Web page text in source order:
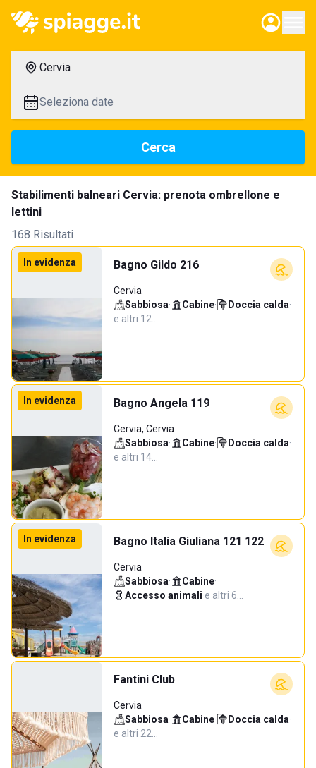
Cervia
Seleziona date
Cerca
Stabilimenti balneari Cervia: prenota ombrellone e
lettini
168 Risultati
In evidenza Bagno Gildo 216
Cervia
Sabbiosa· Cabine· Doccia calda·
e altri 12…
In evidenza Bagno Angela 119
Cervia, Cervia
Sabbiosa· Cabine· Doccia calda·
e altri 14…
In evidenza Bagno Italia Giuliana 121 122
Cervia
Sabbiosa· Cabine·
Accesso animali·e altri 6…
Fantini Club
Cervia
Sabbiosa· Cabine· Doccia calda·
e altri 22…